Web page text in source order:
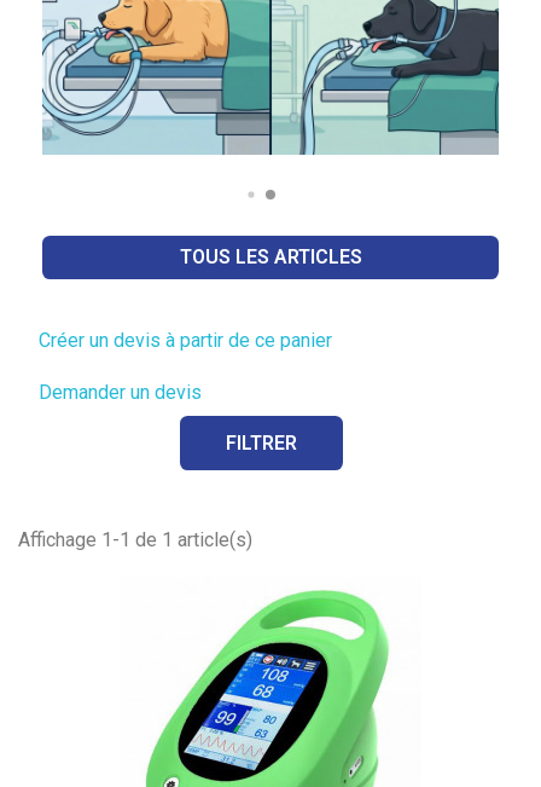
TOUS LES ARTICLES
Créer un devis à partir de ce panier
Demander un devis
FILTRER
Affichage 1-1 de 1 article(s)